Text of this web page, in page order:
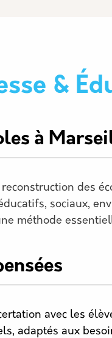
&
à
des
sociaux,
méthode
avec les
adaptés aux